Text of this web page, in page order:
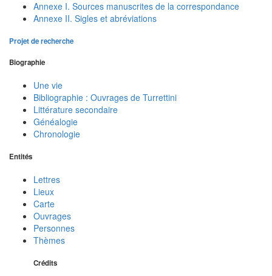
Annexe I. Sources manuscrites de la correspondance
Annexe II. Sigles et abréviations
Projet de recherche
Biographie
Une vie
Bibliographie : Ouvrages de Turrettini
Littérature secondaire
Généalogie
Chronologie
Entités
Lettres
Lieux
Carte
Ouvrages
Personnes
Thèmes
Crédits